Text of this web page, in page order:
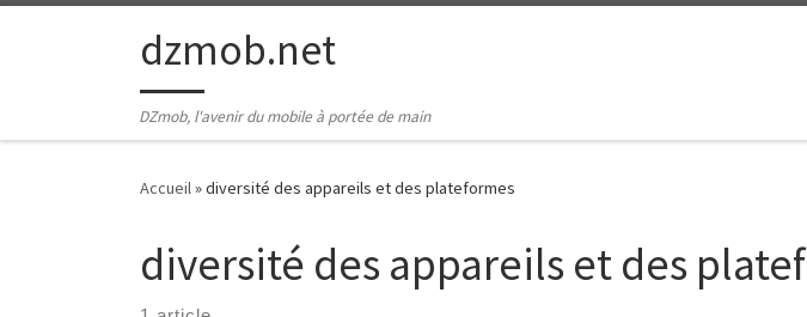
Passer au contenudzmob.net
DZmob, l'avenir du mobile à portée de main
Accueil»diversité des appareils et des plateformes
diversité des appareils et des